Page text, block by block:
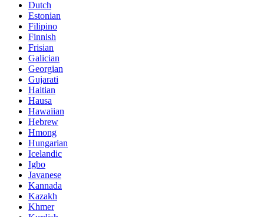
Dutch
Estonian
Filipino
Finnish
Frisian
Galician
Georgian
Gujarati
Haitian
Hausa
Hawaiian
Hebrew
Hmong
Hungarian
Icelandic
Igbo
Javanese
Kannada
Kazakh
Khmer